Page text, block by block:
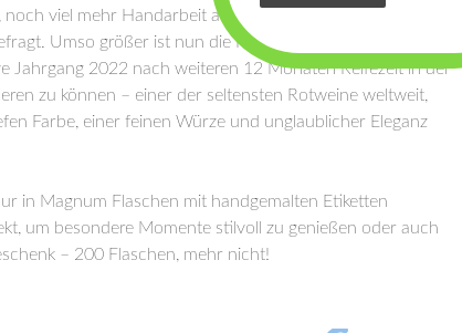
viel mehr Handarbeit als gewohnt und jede Menge
Umso größer ist nun die Freude, euch unseren
Jahrgang 2022 nach weiteren 12 Monaten Reifezeit in der
zu können – einer der seltensten Rotweine weltweit,
Farbe, einer feinen Würze und unglaublicher Eleganz
in Magnum Flaschen mit handgemalten Etiketten
um besondere Momente stilvoll zu genießen oder auch
– 200 Flaschen, mehr nicht!